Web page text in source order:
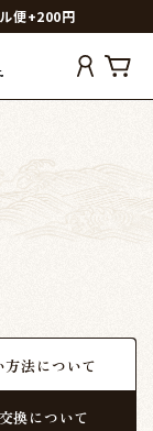
便+200円
方法について
換について